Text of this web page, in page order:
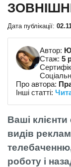
Дата публікації:
Автор:
Стаж: 5
Про автора:
Інші статті:
Ваші
видів
роботу і